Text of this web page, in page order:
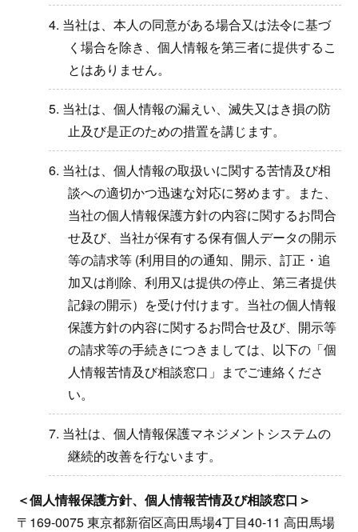
4. 当社は、本人の同意がある場合又は法令に基づ
く場合を除き、個人情報を第三者に提供するこ
とはありません。
5. 当社は、個人情報の漏えい、滅失又はき損の防
止及び是正のための措置を講じます。
6. 当社は、個人情報の取扱いに関する苦情及び相
談への適切かつ迅速な対応に努めます。また、
当社の個人情報保護方針の内容に関するお問合
せ及び、当社が保有する保有個人データの開示
等の請求等 (利用目的の通知、開示、訂正・追
加又は削除、利用又は提供の停止、第三者提供
記録の開示）を受け付けます。当社の個人情報
保護方針の内容に関するお問合せ及び、開示等
の請求等の手続きにつきましては、以下の「個
人情報苦情及び相談窓口」までご連絡くださ
い。
7. 当社は、個人情報保護マネジメントシステムの
継続的改善を行ないます。
＜個人情報保護方針、個人情報苦情及び相談窓口＞
〒169-0075 東京都新宿区高田馬場4丁目40-11 高田馬場